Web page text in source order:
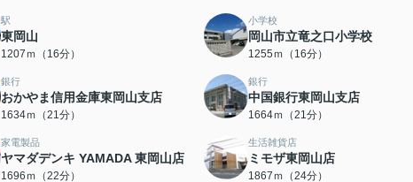
駅
東岡山
1207ｍ（16分）
小学校
岡山市立竜之口小学校
1255ｍ（16分）
銀行
おかやま信用金庫東岡山支店
1634ｍ（21分）
銀行
中国銀行東岡山支店
1664ｍ（21分）
家電製品
ヤマダデンキ YAMADA 東岡山店
1696ｍ（22分）
生活雑貨店
ミモザ東岡山店
1867ｍ（24分）